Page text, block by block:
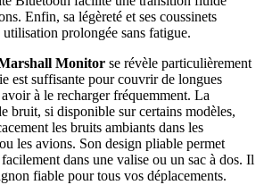
Enfin, sa légèreté et ses coussinets
prolongée sans fatigue.
Monitor se révèle particulièrement
est suffisante pour couvrir de longues
avoir à le recharger fréquemment. La
bruit, si disponible sur certains modèles,
les bruits ambiants dans les
les avions. Son design pliable permet
dans une valise ou un sac à dos. Il
fiable pour tous vos déplacements.